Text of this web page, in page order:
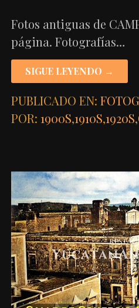
Fotos antiguas de
página. Fotografías…
SIGUE LEYENDO →
PUBLICADO EN:
POR: 1900S,1910S,1920S,